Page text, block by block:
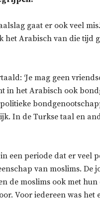
gaat er ook veel
het Arabisch van die tijd
‘Je mag geen
in het Arabisch ook
In de Turkse taal en
een periode dat er veel
van moslims. De
de moslims ook met
Voor iedereen was het